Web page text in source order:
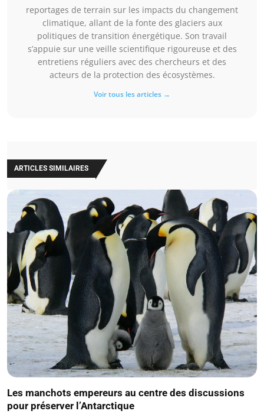
reportages de terrain sur les impacts du changement
climatique, allant de la fonte des glaciers aux
politiques de transition énergétique. Son travail
s’appuie sur une veille scientifique rigoureuse et des
entretiens réguliers avec des chercheurs et des
acteurs de la protection des écosystèmes.
Voir tous les articles →
ARTICLES SIMILAIRES
Les manchots empereurs au centre des discussions
pour préserver l’Antarctique